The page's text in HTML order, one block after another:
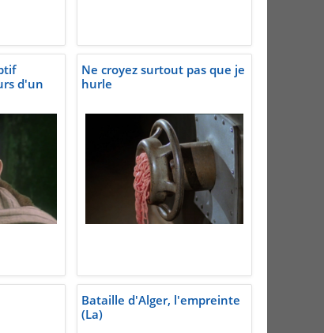
d'un
Ne croyez surtout pas que je
hurle
Bataille d'Alger, l'empreinte
(La)